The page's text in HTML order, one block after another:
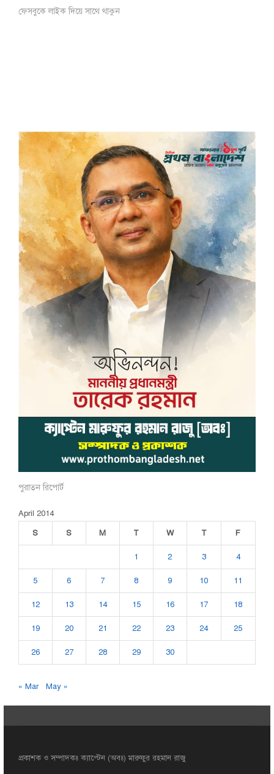
ফেসবুকে লাইক দিয়ে সাথে থাকুন
পুরাতন রিপোর্ট
April 2014
S
S M T W T F
1 2 3 4
5 6 7 8 9 10 11
12 13 14 15 16 17 18
19 20 21 22 23 24 25
26 27 28 29 30
« Mar May »
প্রকাশক ও সম্পাদকঃ ক্যাপ্টেন (অবঃ) মারুফুর রহমান রাজু